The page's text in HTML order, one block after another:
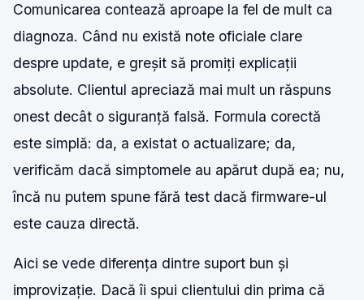
Comunicarea contează aproape la fel de mult ca
diagnoza. Când nu există note oficiale clare
despre update, e greșit să promiți explicații
absolute. Clientul apreciază mai mult un răspuns
onest decât o siguranță falsă. Formula corectă
este simplă: da, a existat o actualizare; da,
verificăm dacă simptomele au apărut după ea; nu,
încă nu putem spune fără test dacă firmware-ul
este cauza directă.
Aici se vede diferența dintre suport bun și
improvizație. Dacă îi spui clientului din prima că